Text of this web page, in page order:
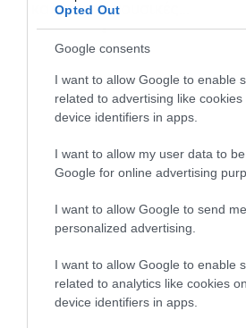
Opted Out
Google consents
I want to allow Google to enable
related to advertising like
device identifiers in apps.
I want to allow my user data to
Google for online advertising
I want to allow Google to send me
personalized advertising.
I want to allow Google to enable
related to analytics like cookies
device identifiers in apps.
καλύτερες μουσικές
αναμνήσεις
05/08/2026 21:23